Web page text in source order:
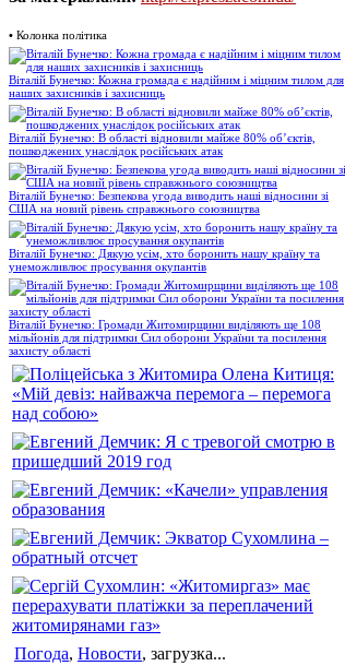
• Колонка політика
Віталій Бунечко: Кожна громада є надійним і міцним тилом для
наших захисників і захисниць
Віталій Бунечко: В області відновили майже 80% об’єктів,
пошкоджених унаслідок російських атак
Віталій Бунечко: Безпекова угода виводить наші відносини зі
США на новий рівень справжнього союзництва
Віталій Бунечко: Дякую усім, хто боронить нашу країну та
унеможливлює просування окупантів
Віталій Бунечко: Громади Житомирщини виділяють ще 108
мільйонів для підтримки Сил оборони України та посилення
захисту області
Погода, Новости, загрузка...